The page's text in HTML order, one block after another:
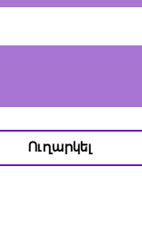
Ուղարկել